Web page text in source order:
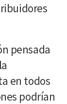
pensada
en todos
podrían